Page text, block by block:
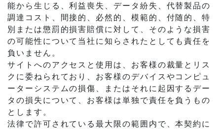
能から生じる、利益喪失、データ紛失、代替製品の
調達コスト、間接的、必然的、模範的、付随的、特
別または懲罰的損害賠償に対して、そのような損害
の可能性について当社に知らされたとしても責任を
負いません。
サイトへのアクセスと使用は、お客様の裁量とリス
クに委ねられており、お客様のデバイスやコンピュ
ーターシステムの損傷、またはそれに起因するデー
タの損失について、お客様は単独で責任を負うもの
とします。
法律で許可されている最大限の範囲内で、本契約に